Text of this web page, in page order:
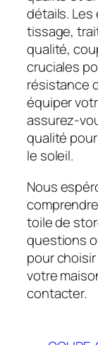
détails. Les
tissage,
qualité,
cruciales
résistance
équiper
assurez-
qualité
le soleil.
Nous
toile de
questions
pour
votre
contacter.